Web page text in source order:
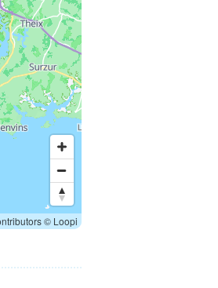
© Loopi